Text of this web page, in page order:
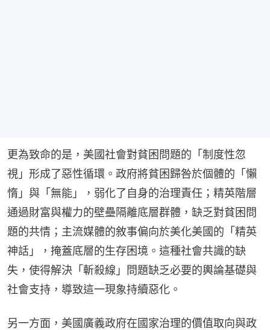
更為致命的是，美國社會對貧困問題的「制度性忽
視」形成了惡性循環。政府將貧困歸咎於個體的「懶
惰」與「無能」，弱化了自身的治理責任；精英階層
通過財富與權力的壁壘隔離底層群體，缺乏對貧困問
題的共情；主流媒體的敘事偏向於美化美國的「精英
神話」，掩蓋底層的生存困境。這種社會共識的缺
失，使得解決「斬殺線」問題缺乏必要的輿論基礎與
社會支持，導致這一現象持續惡化。
另一方面，美國廣義政府在國家治理的價值取向與政